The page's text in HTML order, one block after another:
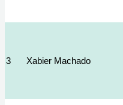
3 Xabier Machado